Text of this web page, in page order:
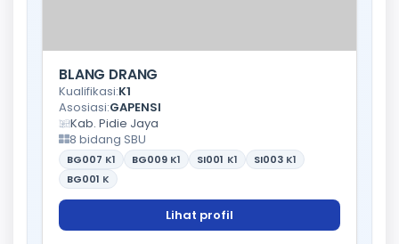
BLANG DRANG
Kualifikasi:K1
Asosiasi:GAPENSI
Kab. Pidie Jaya
8 bidang SBU
BG007 K1 BG009 K1 SI001 K1 SI003 K1
BG001 K
Lihat profil